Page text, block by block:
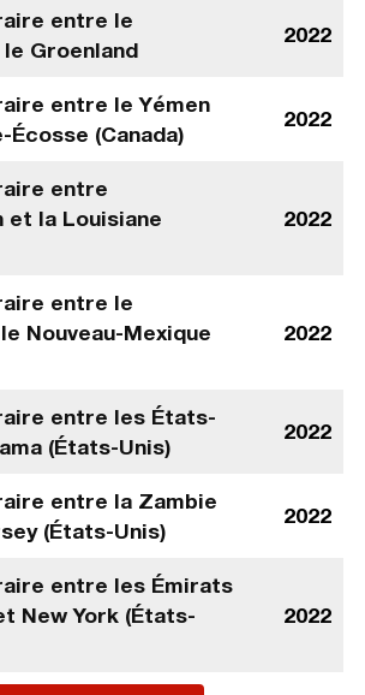
entre le
Groenland
2022
entre le Yémen
Écosse (Canada)
2022
entre
et la Louisiane
2022
entre le
Nouveau-Mexique
2022
entre les États-
(États-Unis)
2022
entre la Zambie
(États-Unis)
2022
entre les Émirats
New York (États-
2022